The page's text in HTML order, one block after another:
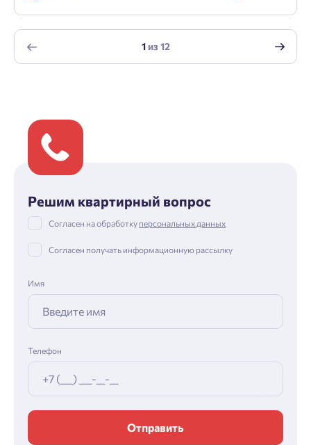
1из12
Решим квартирный вопрос
Согласен на обработку персональных данных
Согласен получать информационную рассылку
Имя
Телефон
Отправить